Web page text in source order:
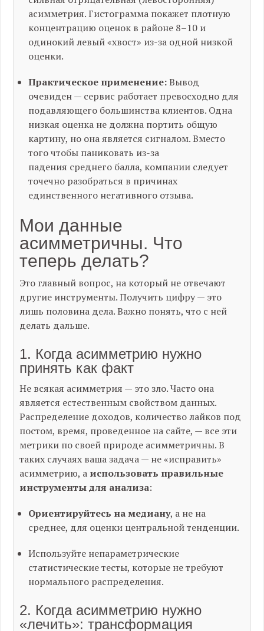
асимметрия. Гистограмма покажет плотную
концентрацию оценок в районе 8–10 и
одинокий левый «хвост» из-за одной низкой
оценки.
Практическое применение:Вывод
очевиден — сервис работает превосходно для
подавляющего большинства клиентов. Одна
низкая оценка не должна портить общую
картину, но она является сигналом. Вместо
того чтобы паниковать из-за
падения среднего балла, компании следует
точечно разобраться в причинах
единственного негативного отзыва.
Мои данные
асимметричны. Что
теперь делать?
Это главный вопрос, на который не отвечают
другие инструменты. Получить цифру — это
лишь половина дела. Важно понять, что с ней
делать дальше.
1. Когда асимметрию нужно
принять как факт
Не всякая асимметрия — это зло. Часто она
является естественным свойством данных.
Распределение доходов, количество лайков под
постом, время, проведенное на сайте, — все эти
метрики по своей природе асимметричны. В
таких случаях ваша задача — не «исправить»
асимметрию, а использовать правильные
инструменты для анализа:
Ориентируйтесь на медиану, а не на
среднее, для оценки центральной тенденции.
Используйте непараметрические
статистические тесты, которые не требуют
нормального распределения.
2. Когда асимметрию нужно
«лечить»: трансформация